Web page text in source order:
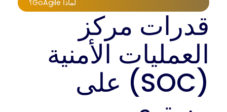
لماذا GoAgile؟
قدرات مركز
العمليات الأمنية
(SOC) على